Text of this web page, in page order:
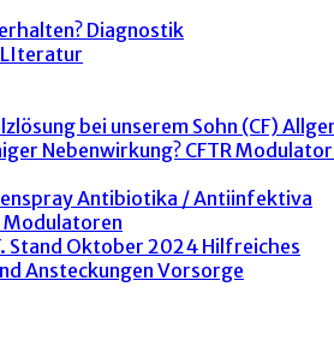
Diagnostik
LIteratur
bei unserem Sohn (CF)
Nebenwirkung? CFTR
Antibiotika / Antiinfektiva
Modulatoren
Stand Oktober 2024 Hilfreiches
Ansteckungen Vorsorge